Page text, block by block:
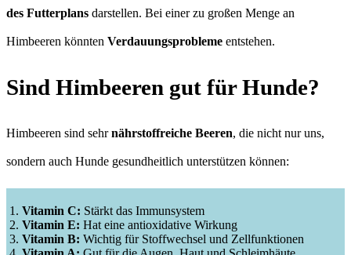
des Futterplans darstellen. Bei einer zu großen Menge an
Himbeeren könnten Verdauungsprobleme entstehen.
Sind Himbeeren gut für Hunde?
Himbeeren sind sehrnährstoffreiche Beeren, die nicht nur uns,
sondern auch Hunde gesundheitlich unterstützen können:
Vitamin C: Stärkt das Immunsystem
Vitamin E: Hat eine antioxidative Wirkung
Vitamin B: Wichtig für Stoffwechsel und Zellfunktionen